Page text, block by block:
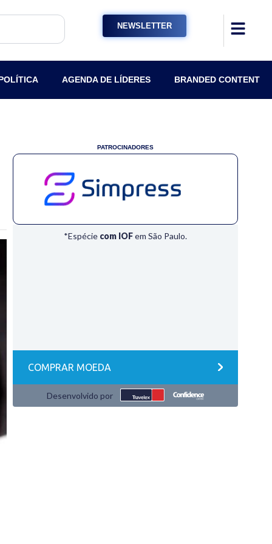
NEWSLETTER
AGENDA DE LÍDERES BRANDED CONTENT
PATROCINADORES